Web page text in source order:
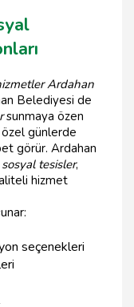
Ardahan
Belediyesi de
sunmaya özen
günlerde
görür. Ardahan
sosyal tesisler,
hizmet
seçenekleri